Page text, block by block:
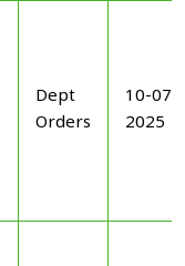
Dept
Orders
10-07-
2025